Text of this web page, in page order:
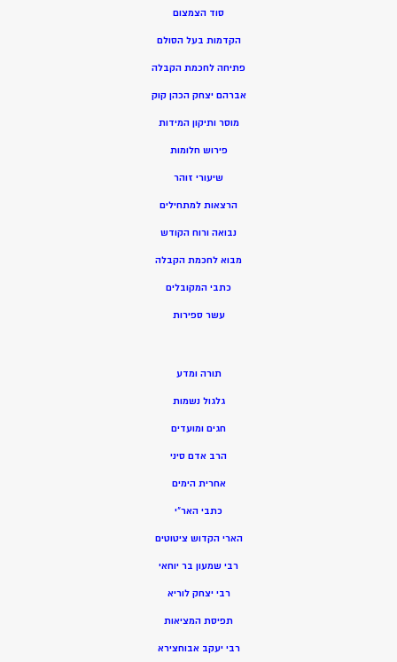
סוד הצמצום
הקדמות בעל הסולם
פתיחה לחכמת הקבלה
אברהם יצחק הכהן קוק
מוסר ותיקון המידות
פירוש חלומות
שיעורי זוהר
הרצאות למתחילים
נבואה ורוח הקודש
מבוא לחכמת הקבלה
כתבי המקובלים
עשר ספירות
תורה ומדע
גלגול נשמות
חגים ומועדים
הרב אדם סיני
אחרית הימים
כתבי האר”י
הארי הקדוש ציטוטים
רבי שמעון בר יוחאי
רבי יצחק לוריא
תפיסת המציאות
רבי יעקב אבוחצירא